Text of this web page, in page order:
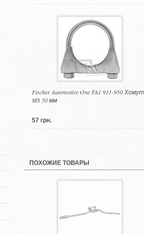
Fischer Automotive One FA1 911-950 Хомут
M8 50 мм
57 грн.
ПОХОЖИЕ ТОВАРЫ